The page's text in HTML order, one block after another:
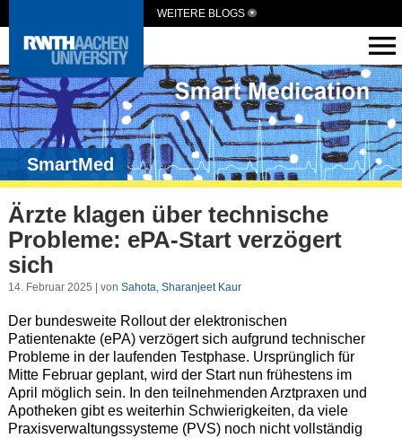
WEITERE BLOGS
SmartMed
Ärzte klagen über technische
Probleme: ePA-Start verzögert
sich
14. Februar 2025 | von Sahota, Sharanjeet Kaur
Der bundesweite Rollout der elektronischen
Patientenakte (ePA) verzögert sich aufgrund technischer
Probleme in der laufenden Testphase. Ursprünglich für
Mitte Februar geplant, wird der Start nun frühestens im
April möglich sein. In den teilnehmenden Arztpraxen und
Apotheken gibt es weiterhin Schwierigkeiten, da viele
Praxisverwaltungssysteme (PVS) noch nicht vollständig